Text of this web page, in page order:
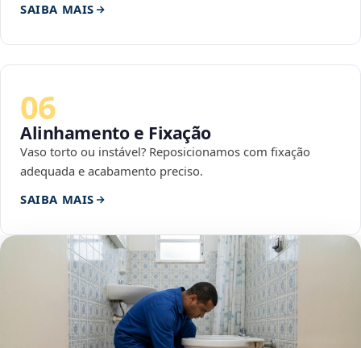
SAIBA MAIS
06
Alinhamento e Fixação
Vaso torto ou instável? Reposicionamos com fixação
adequada e acabamento preciso.
SAIBA MAIS